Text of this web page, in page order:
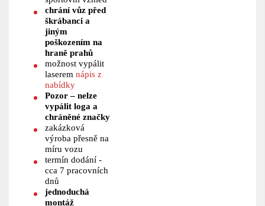
chrání vůz před
škrábanci a
jiným
poškozením na
hraně prahů
možnost vypálit
laserem nápis z
nabídky
Pozor – nelze
vypálit loga a
chráněné značky
zakázková
výroba přesně na
míru vozu
termín dodání -
cca 7 pracovních
dnů
jednoduchá
montáž